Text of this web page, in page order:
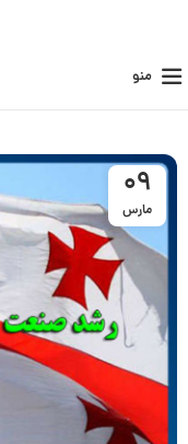
منو
09
مارس